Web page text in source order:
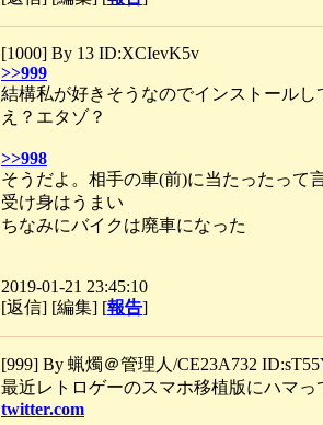
[1000] By 13 ID:XCIevK5v
>>999
結構私が好きそうなのでインストールし
え？エタゾ？
>>998
そうだよ。相手の車(前)に当たったって
受け身はうまい
ちなみにバイクは廃車になった
2019-01-21 23:45:10
[返信] [編集] [報告]
[999] By 蝋燭＠管理人/CE23A732
最近レトロゲーのスマホ移植版にハマっ
twitter.com